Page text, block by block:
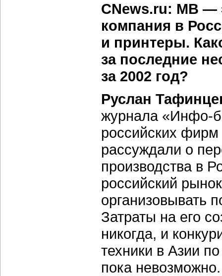
CNews.ru: МВ —
компания в
и принтеры.
за последние
за 2002 год?
Руслан
журнала «Инфо-
российских
рассуждали о
производства в
российский
организовывать
Затраты на его
никогда, и
техники в Азии
пока невозможно.